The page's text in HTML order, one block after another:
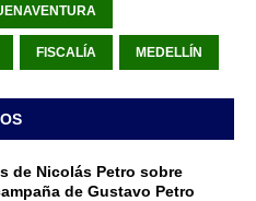
FISCALÍA MEDELLÍN
de Nicolás Petro sobre
de Gustavo Petro